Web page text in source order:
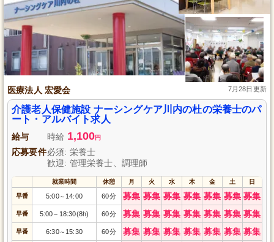
医療法人 宏愛会 7月28日更新
介護老人保健施設 ナーシングケア川内の杜の栄養士のパ
ート・アルバイト求人
給与 時給 1,100円
応募要件必須: 栄養士
歓迎: 管理栄養士、調理師
就業時間 休憩 月 火 水 木 金 土 日
早番 5:00～ 14:00 60分 募集 募集 募集 募集 募集 募集 募集
早番 5:00～ 18:30(8h) 60分 募集 募集 募集 募集 募集 募集 募集
早番 6:30～ 15:30 60分 募集 募集 募集 募集 募集 募集 募集